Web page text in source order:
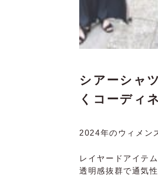
シアーシャ
くコーディ
2024年のウィメン
レイヤードアイテ
透明感抜群で通気